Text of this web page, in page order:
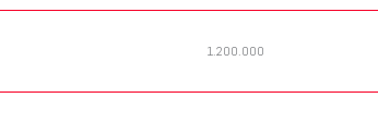
1.200.000